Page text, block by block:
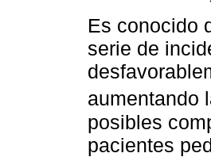
Es conocido
serie de
aumentando
posibles
pacientes